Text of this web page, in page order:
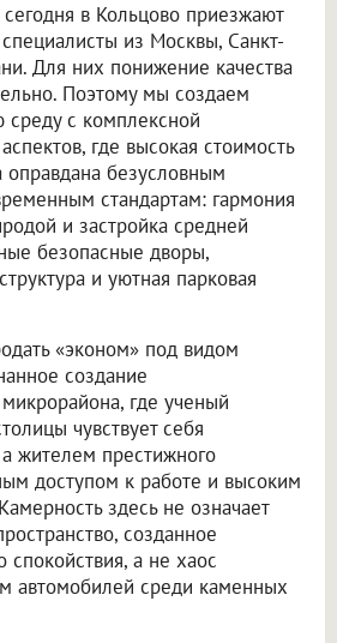
в Кольцово приезжают
из Москвы, Санкт-
Для них понижение качества
Поэтому мы создаем
среду с комплексной
где высокая стоимость
оправдана безусловным
стандартам: гармония
и застройка средней
безопасные дворы,
и уютная парковая
«эконом» под видом
создание
где ученый
чувствует себя
жителем престижного
доступом к работе и высоким
здесь не означает
созданное
спокойствия, а не хаос
автомобилей среди каменных